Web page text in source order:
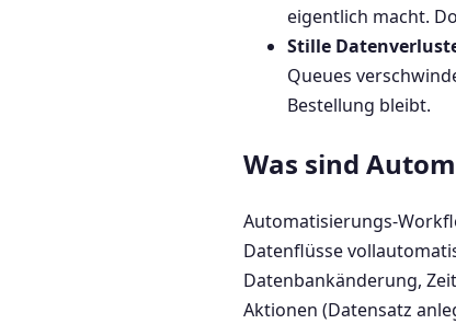
eigentlich macht.
Stille
Queues
Bestellung bleibt.
Was sind
Automatisierungs-
Datenflüsse
Datenbankänderung,
Aktionen (Datensatz